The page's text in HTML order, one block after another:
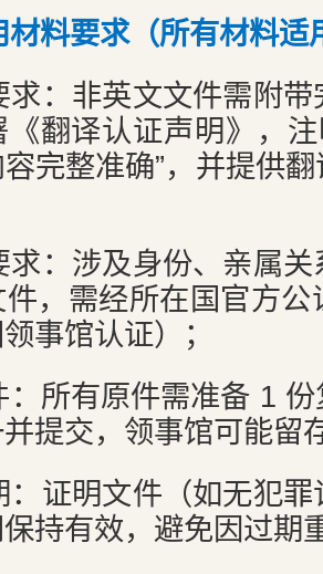
材料要求（所有材料适
：非英文文件需附带
翻译认证声明》，
完整准确”，并提供
：涉及身份、亲属关
，需经所在国官方
事馆认证）；
所有原件需准备 1 份
提交，领事馆可能留
证明文件（如无犯罪
持有效，避免因过期